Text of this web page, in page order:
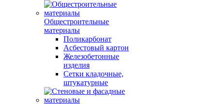
Общестроительные
материалы
Поликарбонат
Асбестовый картон
Железобетонные
изделия
Сетки кладочные,
штукатурные